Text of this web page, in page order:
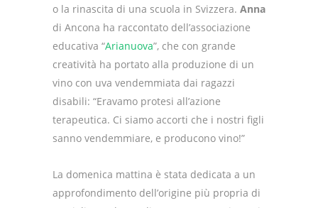
o la rinascita di una scuola in Svizzera. Anna
di Ancona ha raccontato dell’associazione
educativa “Arianuova”, che con grande
creatività ha portato alla produzione di un
vino con uva vendemmiata dai ragazzi
disabili: “Eravamo protesi all’azione
terapeutica. Ci siamo accorti che i nostri figli
sanno vendemmiare, e producono vino!”
La domenica mattina è stata dedicata a un
approfondimento dell’origine più propria di